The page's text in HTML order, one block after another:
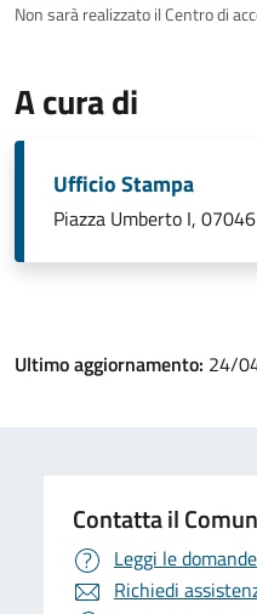
Non sarà realizzato il Centro di
A cura di
Ufficio Stampa
Piazza Umberto I,
Ultimo aggiornamento: 24/
Contatta il
Leggi le
Richiedi